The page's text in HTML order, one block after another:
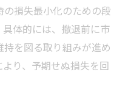
の関係を解説
撤退時の注意点
れる法律知識とは
及ぼす影響を解説
場への影響分析
損失最小化のための段
体的には、撤退前に市
を図る取り組みが進め
り、予期せぬ損失を回